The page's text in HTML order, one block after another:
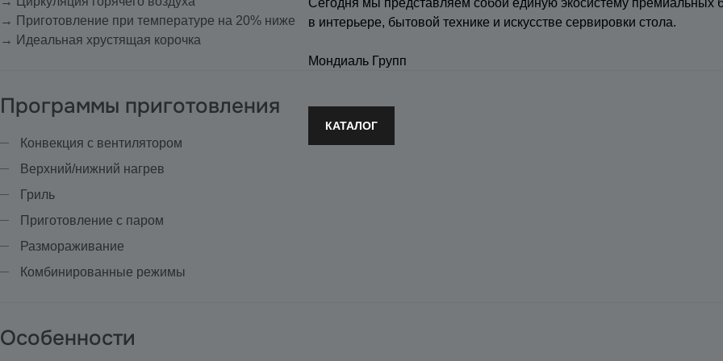
→ Приготовление при температуре на 20% ниже
→ Идеальная хрустящая корочка
Программы приготовления
Конвекция с вентилятором
Верхний/нижний нагрев
Гриль
Приготовление с паром
Размораживание
Комбинированные режимы
Особенности
в интерьере, бытовой технике и искусстве сервировки стола.
Мондиаль Групп
КАТАЛОГ